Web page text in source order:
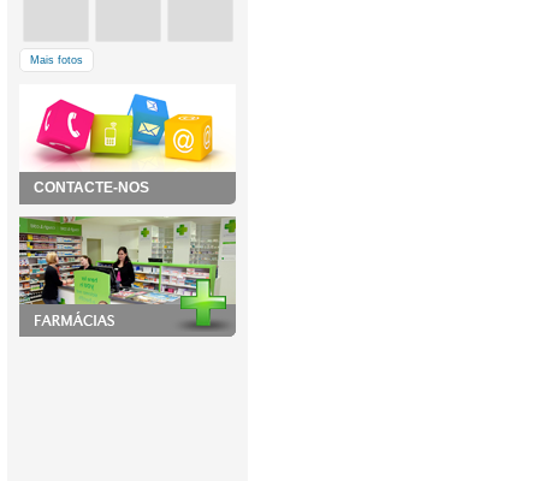
Mais fotos
CONTACTE-NOS